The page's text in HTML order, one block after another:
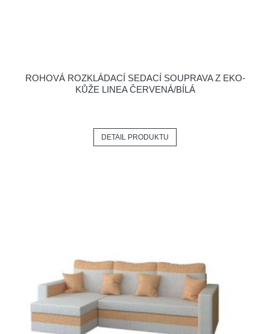
ROHOVÁ ROZKLÁDACÍ SEDACÍ SOUPRAVA Z EKO-
KŮŽE LINEA ČERVENÁ/BÍLÁ
DETAIL PRODUKTU